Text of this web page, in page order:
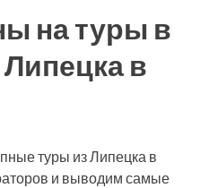
на туры в
в
туры из Липецка в
и выводим самые